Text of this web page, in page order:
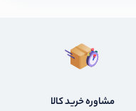
مشاوره خرید کالا